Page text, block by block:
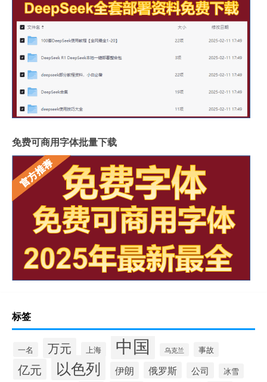
免费可商用字体批量下载
标签
一名 万元 上海 中国 乌克兰 事故
亿元 以色列 伊朗 俄罗斯 公司 冰雪